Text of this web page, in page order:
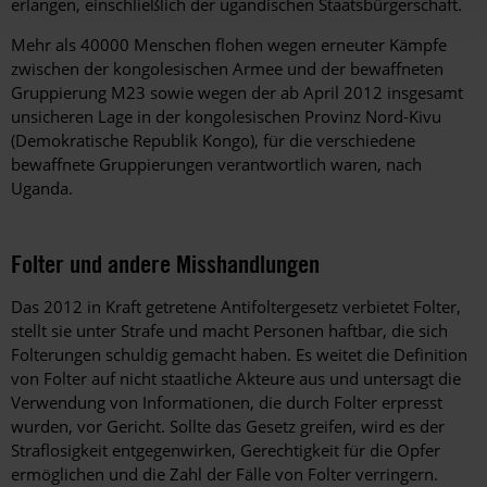
erlangen, einschließlich der ugandischen Staatsbürgerschaft.
Mehr als 40000 Menschen flohen wegen erneuter Kämpfe
zwischen der kongolesischen Armee und der bewaffneten
Gruppierung M23 sowie wegen der ab April 2012 insgesamt
unsicheren Lage in der kongolesischen Provinz Nord-Kivu
(Demokratische Republik Kongo), für die verschiedene
bewaffnete Gruppierungen verantwortlich waren, nach
Uganda.
Folter und andere Misshandlungen
Das 2012 in Kraft getretene Antifoltergesetz verbietet Folter,
stellt sie unter Strafe und macht Personen haftbar, die sich
Folterungen schuldig gemacht haben. Es weitet die Definition
von Folter auf nicht staatliche Akteure aus und untersagt die
Verwendung von Informationen, die durch Folter erpresst
wurden, vor Gericht. Sollte das Gesetz greifen, wird es der
Straflosigkeit entgegenwirken, Gerechtigkeit für die Opfer
ermöglichen und die Zahl der Fälle von Folter verringern.